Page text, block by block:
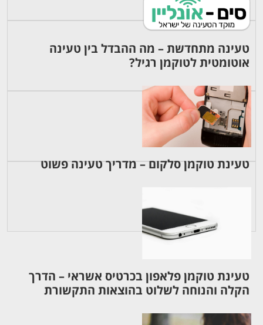
טעינה מתחדשת – מה ההבדל בין טעינה
אוטומטית לטוקמן רגיל?
טעינת טוקמן סלקום – מדריך טעינה פשוט
טעינת טוקמן פלאפון בכרטיס אשראי – הדרך
הקלה והנוחה לשלוט בהוצאות התקשורת